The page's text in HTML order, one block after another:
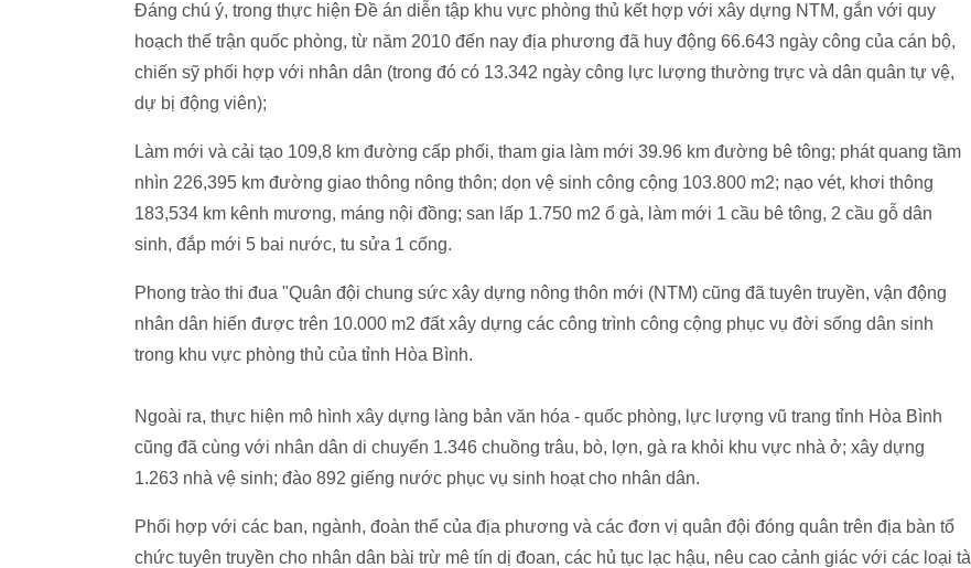
Đáng chú ý, trong thực hiện Đề án diễn tập khu vực phòng thủ kết hợp với xây dựng NTM, gắn với quy
hoạch thế trận quốc phòng, từ năm 2010 đến nay địa phương đã huy động 66.643 ngày công của cán bộ,
chiến sỹ phối hợp với nhân dân (trong đó có 13.342 ngày công lực lượng thường trực và dân quân tự vệ,
dự bị động viên);
Làm mới và cải tạo 109,8 km đường cấp phối, tham gia làm mới 39.96 km đường bê tông; phát quang tầm
nhìn 226,395 km đường giao thông nông thôn; dọn vệ sinh công cộng 103.800 m2; nạo vét, khơi thông
183,534 km kênh mương, máng nội đồng; san lấp 1.750 m2 ổ gà, làm mới 1 cầu bê tông, 2 cầu gỗ dân
sinh, đắp mới 5 bai nước, tu sửa 1 cống.
Phong trào thi đua "Quân đội chung sức xây dựng nông thôn mới (NTM) cũng đã tuyên truyền, vận động
nhân dân hiến được trên 10.000 m2 đất xây dựng các công trình công cộng phục vụ đời sống dân sinh
trong khu vực phòng thủ của tỉnh Hòa Bình.
Ngoài ra, thực hiện mô hình xây dựng làng bản văn hóa - quốc phòng, lực lượng vũ trang tỉnh Hòa Bình
cũng đã cùng với nhân dân di chuyển 1.346 chuồng trâu, bò, lợn, gà ra khỏi khu vực nhà ở; xây dựng
1.263 nhà vệ sinh; đào 892 giếng nước phục vụ sinh hoạt cho nhân dân.
Phối hợp với các ban, ngành, đoàn thể của địa phương và các đơn vị quân đội đóng quân trên địa bàn tổ
chức tuyên truyền cho nhân dân bài trừ mê tín dị đoan, các hủ tục lạc hậu, nêu cao cảnh giác với các loại tà